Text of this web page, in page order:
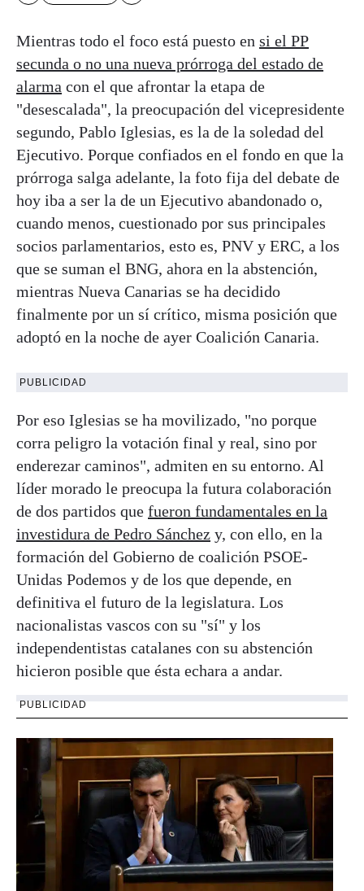
Mientras todo el foco está puesto en si el PP
secunda o no una nueva prórroga del estado de
alarma con el que afrontar la etapa de
"desescalada", la preocupación del vicepresidente
segundo, Pablo Iglesias, es la de la soledad del
Ejecutivo. Porque confiados en el fondo en que la
prórroga salga adelante, la foto fija del debate de
hoy iba a ser la de un Ejecutivo abandonado o,
cuando menos, cuestionado por sus principales
socios parlamentarios, esto es, PNV y ERC, a los
que se suman el BNG, ahora en la abstención,
mientras Nueva Canarias se ha decidido
finalmente por un sí crítico, misma posición que
adoptó en la noche de ayer Coalición Canaria.
PUBLICIDAD
Por eso Iglesias se ha movilizado, "no porque
corra peligro la votación final y real, sino por
enderezar caminos", admiten en su entorno. Al
líder morado le preocupa la futura colaboración
de dos partidos que fueron fundamentales en la
investidura de Pedro Sánchez y, con ello, en la
formación del Gobierno de coalición PSOE-
Unidas Podemos y de los que depende, en
definitiva el futuro de la legislatura. Los
nacionalistas vascos con su "sí" y los
independentistas catalanes con su abstención
hicieron posible que ésta echara a andar.
PUBLICIDAD